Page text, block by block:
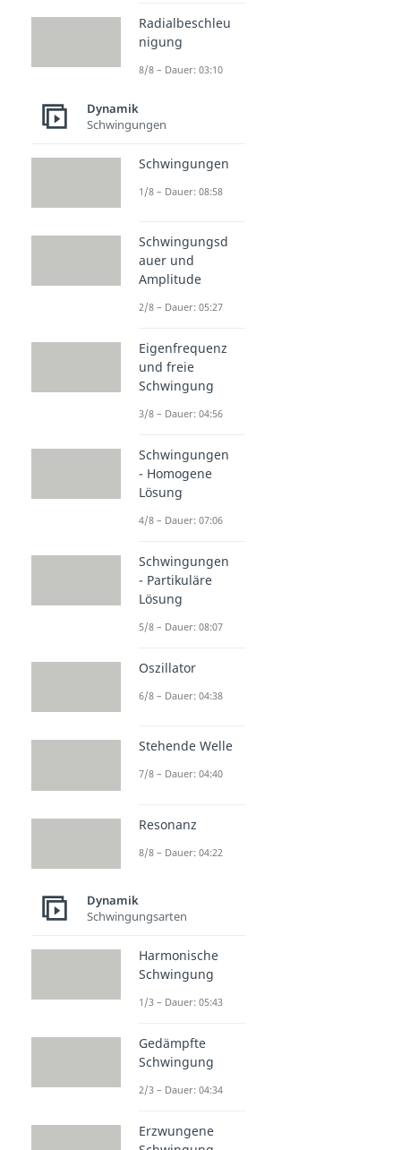
Radialbeschleu
nigung
8/8 – Dauer: 03:10
Dynamik
Schwingungen
Schwingungen
1/8 – Dauer: 08:58
Schwingungsd
auer und
Amplitude
2/8 – Dauer: 05:27
Eigenfrequenz
und freie
Schwingung
3/8 – Dauer: 04:56
Schwingungen
- Homogene
Lösung
4/8 – Dauer: 07:06
Schwingungen
- Partikuläre
Lösung
5/8 – Dauer: 08:07
Oszillator
6/8 – Dauer: 04:38
Stehende Welle
7/8 – Dauer: 04:40
Resonanz
8/8 – Dauer: 04:22
Dynamik
Schwingungsarten
Harmonische
Schwingung
1/3 – Dauer: 05:43
Gedämpfte
Schwingung
2/3 – Dauer: 04:34
Erzwungene